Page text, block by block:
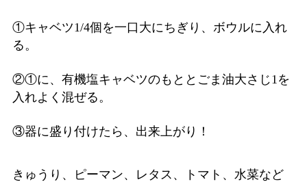
①キャベツ1/4個を一口大にちぎり、ボウルに入れ
る。
②①に、有機塩キャベツのもととごま油大さじ1を
入れよく混ぜる。
③器に盛り付けたら、出来上がり！
きゅうり、ピーマン、レタス、トマト、水菜など